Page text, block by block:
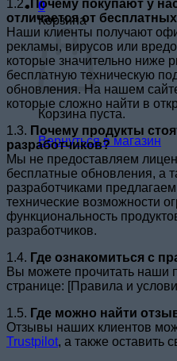
0
Корзина
Корзина пуста.
Вернуться в магазин
1.2. Почему покупают у
отличается от
Наши клиенты получают
рекламы, вирусов или
которые значительно
бесплатную техническую
обновления. На нашем
которые сложно найти в
1.3. Почему продукты
разработчиков?
Мы не предоставляем
бесплатные обновления, а
разработчиками
технические возможности
функциональность
разработчиков.
1.4. Где ознакомиться с
Вы можете прочитать наши
странице: [Правила и
1.5. Где можно найти
Отзывы наших клиентов
Trustpilot, а также оставить